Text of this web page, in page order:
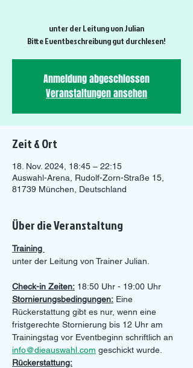
unter der Leitung von Julian
Bitte Eventbeschreibung gut durchlesen!
Anmeldung abgeschlossen
Veranstaltungen ansehen
Zeit & Ort
18. Nov. 2024, 18:45 – 22:15
Auswahl-Arena, Rudolf-Zorn-Straße 15,
81739 München, Deutschland
Über die Veranstaltung
Training
unter der Leitung von Trainer Julian.
Check-in Zeiten: 18:50 Uhr - 19:00 Uhr
Stornierungsbedingungen: Eine
Rückerstattung gibt es nur, wenn eine
fristgerechte Stornierung bis 12 Uhr am
Trainingstag vor Eventbeginn schriftlich an
info@dieauswahl.com geschickt wurde.
Rückerstattung: